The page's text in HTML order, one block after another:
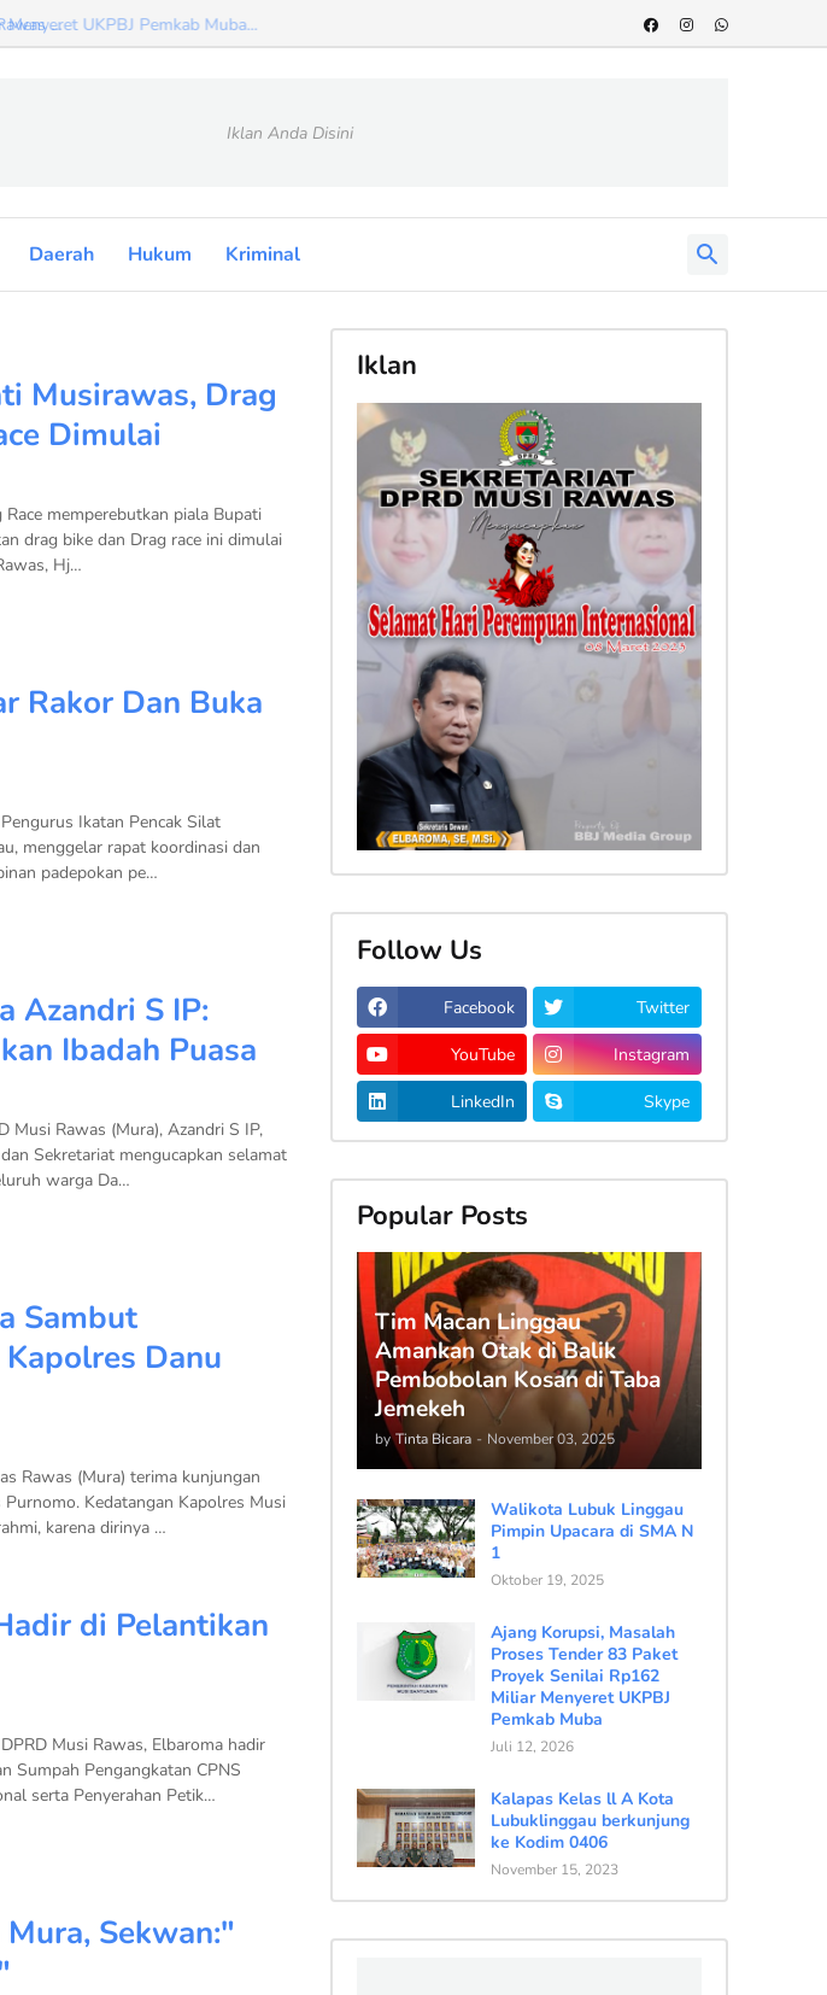
...
Iklan Anda Disini
Daerah Hukum Kriminal
Musirawas, Drag
Dimulai
memperebutkan piala Bupati
drag bike dan Drag race ini dimulai
Hj…
Rakor Dan Buka
Ikatan Pencak Silat
menggelar rapat koordinasi dan
padepokan pe…
Azandri S IP:
Ibadah Puasa
Musi Rawas (Mura), Azandri S IP,
Sekretariat mengucapkan selamat
warga Da…
Sambut
Danu
Rawas (Mura) terima kunjungan
Kedatangan Kapolres Musi
karena dirinya …
di Pelantikan
Musi Rawas, Elbaroma hadir
Sumpah Pengangkatan CPNS
serta Penyerahan Petik…
Sekwan:"
Iklan
Follow Us
Facebook Twitter
YouTube Instagram
LinkedIn Skype
Popular Posts
Tim Macan Linggau
Amankan Otak di Balik
Pembobolan Kosan di Taba
Jemekeh
by Tinta Bicara - November 03, 2025
Walikota Lubuk Linggau
Pimpin Upacara di SMA N
1
Oktober 19, 2025
Ajang Korupsi, Masalah
Proses Tender 83 Paket
Proyek Senilai Rp162
Miliar Menyeret UKPBJ
Pemkab Muba
Juli 12, 2026
Kalapas Kelas ll A Kota
Lubuklinggau berkunjung
ke Kodim 0406
November 15, 2023